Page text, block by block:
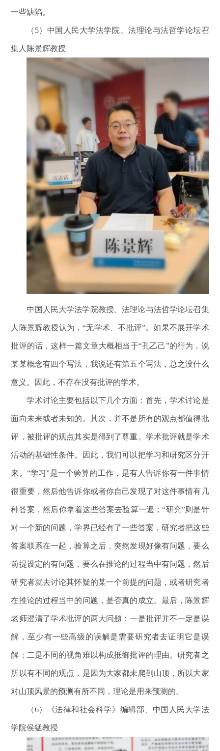
一些缺陷。
（5）中国人民大学法学院、法理论与法哲学论坛召
集人陈景辉教授
中国人民大学法学院教授、法理论与法哲学论坛召集
人陈景辉教授认为，“无学术、不批评”。如果不展开学术
批评的话，这样一篇文章大概相当于“孔乙己”的行为，说
某某概念有四个写法，我说还有第五个写法，总之没什么
意义。因此，不存在没有批评的学术。
学术讨论主要包括以下几个方面：首先，学术讨论是
面向未来或者未知的。其次，并不是所有的观点都值得批
评，被批评的观点其实是得到了尊重。学术批评就是学术
活动的基础性条件。因此，我们可以把学习和研究区分开
来。“学习”是一个验算的工作，是有人告诉你有一件事情
很重要，然后他告诉你或者你自己发现了对这件事情有几
种答案，然后你拿着这些答案去验算一遍；“研究”则是针
对一个新的问题，学界已经有了一些答案，研究者把这些
答案联系在一起，验算之后，突然发现好像有问题，要么
前提设定的有问题，要么在推论的过程当中有问题，然后
研究者就去讨论其怀疑的某一个前提的问题，或者研究者
在推论的过程当中的问题，是否真的成立。最后，陈景辉
老师澄清了学术批评的两大问题：一是批评并不一定是误
解，至少有一些高级的误解是需要研究者去证明它是误
解；二是不同的视角难以构成抵御批评的理由。研究者之
所以有不同的观点，是因为大家都未爬到山顶，所以大家
对山顶风景的预测有所不同，理论是用来预测的。
（6）《法律和社会科学》编辑部、中国人民大学法
学院侯猛教授